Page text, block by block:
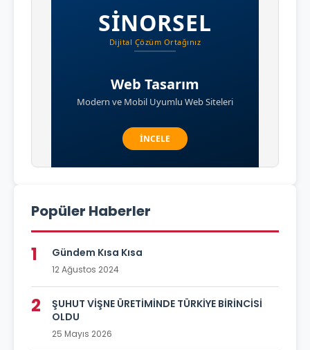
Popüler Haberler
1 Gündem Kısa Kısa
12 Ağustos 2024
2
ŞUHUT VİŞNE ÜRETİMİNDE TÜRKİYE BİRİNCİSİ
OLDU
25 Mayıs 2026